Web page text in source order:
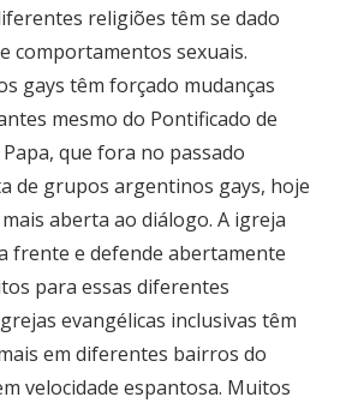
religiões têm se dado
comportamentos sexuais.
gays têm forçado mudanças
mesmo do Pontificado de
que fora no passado
de grupos argentinos gays, hoje
aberta ao diálogo. A igreja
frente e defende abertamente
para essas diferentes
evangélicas inclusivas têm
em diferentes bairros do
velocidade espantosa. Muitos